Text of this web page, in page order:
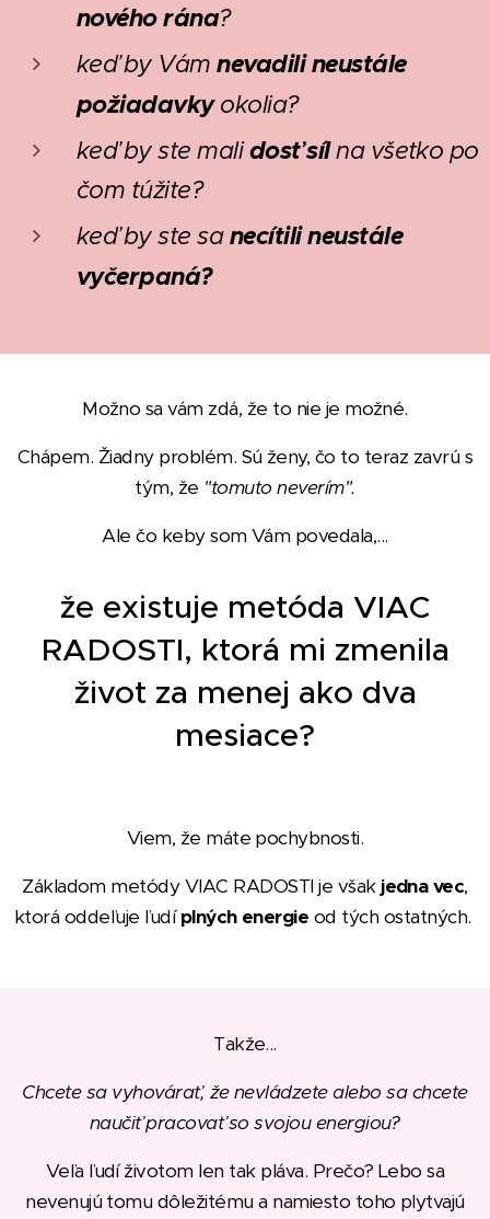
nového rána?
keď by Vám nevadili neustále
požiadavkyokolia?
keď by ste malidosť sílna všetko po
čom túžite?
keď by ste sanecítili neustále
vyčerpaná?
Možno sa vám zdá, že to nie je možné.
Chápem. Žiadny problém. Sú ženy, čo to teraz zavrú s
tým, že "tomuto neverím".
Ale čo keby som Vám povedala,...
že existuje metóda VIAC
RADOSTI, ktorá mi zmenila
život za menej ako dva
mesiace?
Viem, že máte pochybnosti.
Základom metódy VIAC RADOSTI je všakjedna vec,
ktorá oddeľuje ľudíplných energie od tých ostatných.
Takže...
Chcete sa vyhovárať, že nevládzete alebo sa chcete
naučiť pracovať so svojou energiou?
Veľa ľudí životom len tak pláva. Prečo? Lebo sa
nevenujú tomu dôležitému a namiesto toho plytvajú